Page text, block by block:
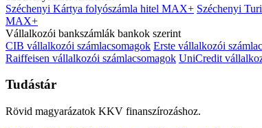
Széchenyi Kártya folyószámla hitel MAX+ Széchenyi
MAX+
Vállalkozói bankszámlák bankok szerint
CIB vállalkozói számlacsomagok Erste vállalkozói
Raiffeisen vállalkozói számlacsomagok UniCredit
Tudástár
Rövid magyarázatok KKV finanszírozáshoz.